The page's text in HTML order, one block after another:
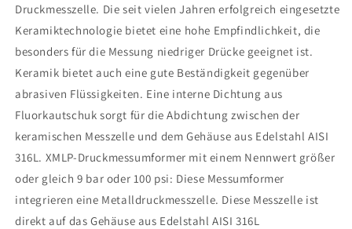
Druckmesszelle. Die seit vielen Jahren erfolgreich eingesetzte
Keramiktechnologie bietet eine hohe Empfindlichkeit, die
besonders für die Messung niedriger Drücke geeignet ist.
Keramik bietet auch eine gute Beständigkeit gegenüber
abrasiven Flüssigkeiten. Eine interne Dichtung aus
Fluorkautschuk sorgt für die Abdichtung zwischen der
keramischen Messzelle und dem Gehäuse aus Edelstahl AISI
316L. XMLP-Druckmessumformer mit einem Nennwert größer
oder gleich 9 bar oder 100 psi: Diese Messumformer
integrieren eine Metalldruckmesszelle. Diese Messzelle ist
direkt auf das Gehäuse aus Edelstahl AISI 316L